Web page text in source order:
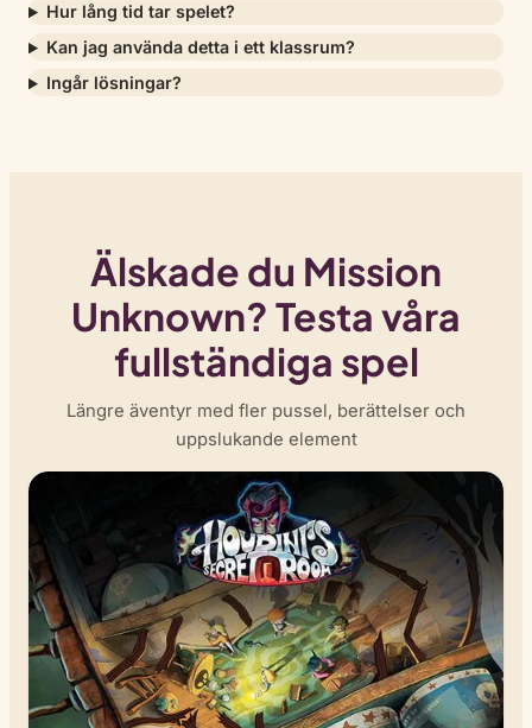
Hur lång tid tar spelet?
Kan jag använda detta i ett klassrum?
Ingår lösningar?
Älskade du Mission
Unknown? Testa våra
fullständiga spel
Längre äventyr med fler pussel, berättelser och
uppslukande element